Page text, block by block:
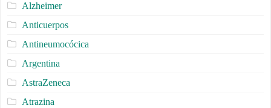
Alzheimer
Anticuerpos
Antineumocócica
Argentina
AstraZeneca
Atrazina